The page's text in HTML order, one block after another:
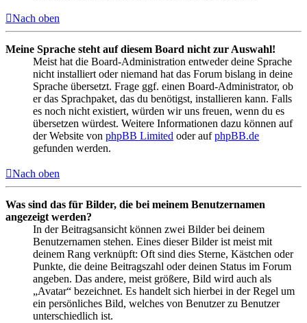
Nach oben
Meine Sprache steht auf diesem Board nicht zur Auswahl!
Meist hat die Board-Administration entweder deine Sprache
nicht installiert oder niemand hat das Forum bislang in deine
Sprache übersetzt. Frage ggf. einen Board-Administrator, ob
er das Sprachpaket, das du benötigst, installieren kann. Falls
es noch nicht existiert, würden wir uns freuen, wenn du es
übersetzen würdest. Weitere Informationen dazu können auf
der Website von phpBB Limited oder aufphpBB.de
gefunden werden.
Nach oben
Was sind das für Bilder, die bei meinem Benutzernamen
angezeigt werden?
In der Beitragsansicht können zwei Bilder bei deinem
Benutzernamen stehen. Eines dieser Bilder ist meist mit
deinem Rang verknüpft: Oft sind dies Sterne, Kästchen oder
Punkte, die deine Beitragszahl oder deinen Status im Forum
angeben. Das andere, meist größere, Bild wird auch als
„Avatar“ bezeichnet. Es handelt sich hierbei in der Regel um
ein persönliches Bild, welches von Benutzer zu Benutzer
unterschiedlich ist.